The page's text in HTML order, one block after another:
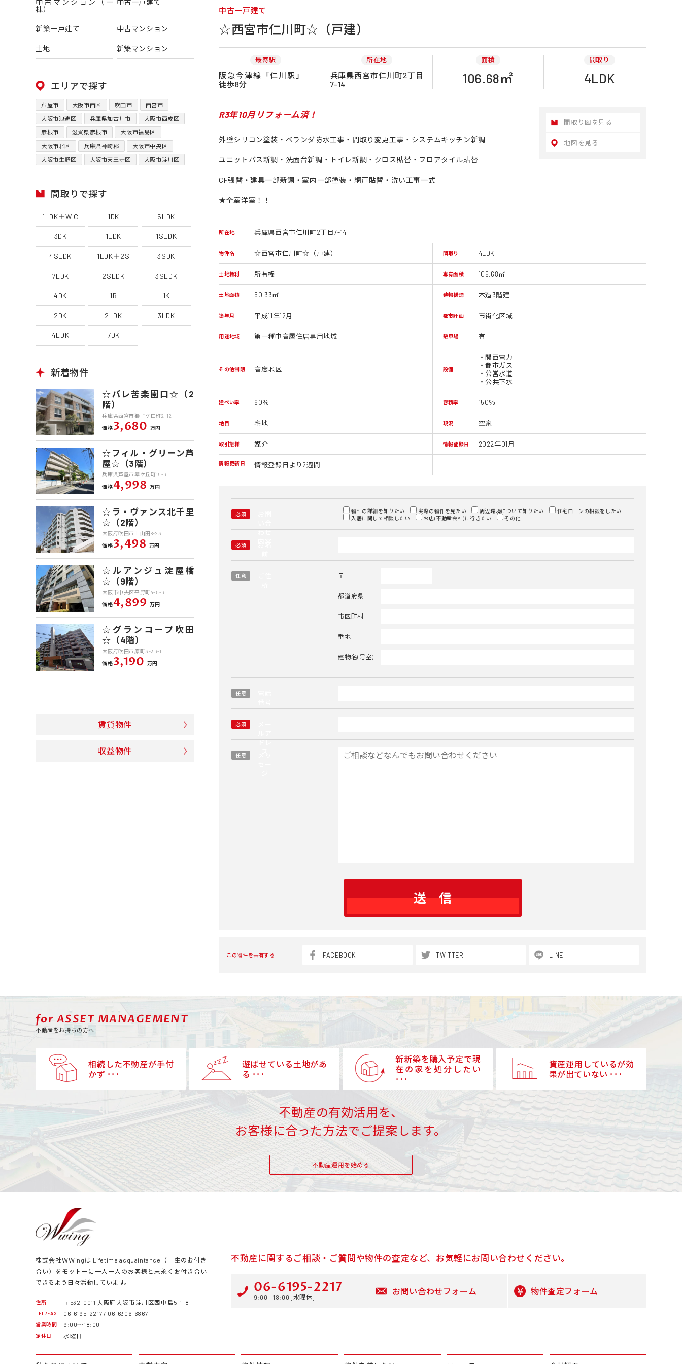
棟）
新築一戸建て 中古マンション
土地 新築マンション
エリアで探す
芦屋市 大阪市西区 吹田市 西宮市
大阪市浪速区 兵庫県加古川市 大阪市西成区
彦根市 滋賀県彦根市 大阪市福島区
大阪市北区 兵庫県神崎郡 大阪市中央区
大阪市生野区 大阪市天王寺区 大阪市淀川区
間取りで探す
1LDK＋WIC 1DK 5LDK
3DK 1LDK 1SLDK
4SLDK 1LDK＋2S 3SDK
7LDK 2SLDK 3SLDK
4DK 1R 1K
2DK 2LDK 3LDK
4LDK 7DK
新着物件
☆パレ苦楽園口☆（2
階）
兵庫県西宮市獅子ケ口町2-12
価格3,680 万円
☆フィル・グリーン芦
屋☆（3階）
兵庫県芦屋市翠ケ丘町19-6
価格4,998 万円
☆ラ・ヴァンス北千里
☆（2階）
大阪府吹田市上山田8-23
価格3,498 万円
☆ルアンジュ淀屋橋
☆（9階）
大阪市中央区平野町4-5-6
価格4,899 万円
☆グランコープ吹田
☆（4階）
大阪府吹田市原町3-36-1
価格3,190 万円
賃貸物件
収益物件
中古一戸建て
☆西宮市仁川町☆（戸建）
最寄駅
阪急今津線「仁川駅」
徒歩8分
所在地
兵庫県西宮市仁川町2丁目
7-14
面積
106.68㎡
間取り
4LDK
R3年10月リフォーム済！
外壁シリコン塗装・ベランダ防水工事・間取り変更工事・システムキッチン新調
ユニットバス新調・洗面台新調・トイレ新調・クロス貼替・フロアタイル貼替
CF張替・建具一部新調・室内一部塗装・網戸貼替・洗い工事一式
★全室洋室！！
間取り図を見る
地図を見る
所在地 兵庫県西宮市仁川町2丁目7-14
物件名 ☆西宮市仁川町☆（戸建） 間取り 4LDK
土地権利 所有権 専有面積 106.68㎡
土地面積 50.33㎡ 建物構造 木造3階建
築年月 平成11年12月 都市計画 市街化区域
用途地域 第一種中高層住居専用地域 駐車場 有
その他制限 高度地区 設備
・関西電力
・都市ガス
・公営水道
・公共下水
建ぺい率 60％ 容積率 150％
地目 宅地 現況 空家
取引態様 媒介 情報登録日 2022年01月
情報更新日 情報登録日より2週間
必須
わせ
物件の詳細を知りたい 実際の物件を見たい 周辺環境について知りたい
住宅ローンの相談をしたい
入居に関して相談したい
お店(不動産会社)に行きたい その他
必須
任意 〒
都道府県
市区町村
番地
建物名(号室)
任意
必須
ドレ
任意
この物件を共有する FACEBOOK TWITTER LINE
for ASSET MANAGEMENT
不動産をお持ちの方へ
相続した不動産が手付
かず ･･･
遊ばせている土地があ
る ･･･
新新築を購入予定で現
在の家を処分したい
･･･
資産運用しているが効
果が出ていない ･･･
不動産の有効活用を、
お客様に合った方法でご提案します。
不動産運用を始める
不動産に関するご相談・ご質問や物件の査定など、お気軽にお問い合わせください。
06-6195-2217
9:00 - 18:00 [水曜休]
お問い合わせフォーム 物件査定フォーム
株式会社ＷＷingは Lifetime acquaintance（一生のお付き
合い）をモットーに一人一人のお客様と末永くお付き合い
できるよう日々活動しています。
住所 〒532-0011 大阪府大阪市淀川区西中島5-1-8
TEL/FAX 06-6195-2217 / 06-6306-6867
営業時間 9:00～18:00
定休日 水曜日